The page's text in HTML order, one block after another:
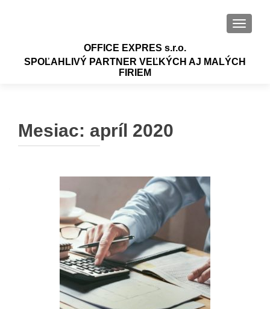
OFFICE EXPRES s.r.o.
SPOĽAHLIVÝ PARTNER VEĽKÝCH AJ MALÝCH
FIRIEM
Mesiac: apríl 2020